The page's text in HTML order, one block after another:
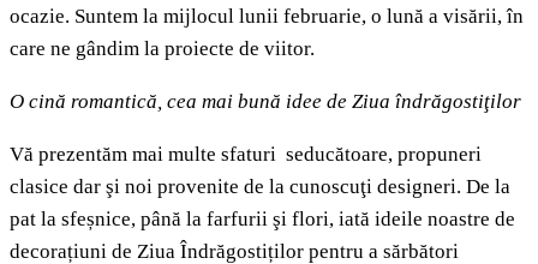
ocazie. Suntem la mijlocul lunii februarie, o lună a visării, în
care ne gândim la proiecte de viitor.
O cină romantică, cea mai bună idee de Ziua îndrăgostiţilor
Vă prezentăm mai multe sfaturi seducătoare, propuneri
clasice dar şi noi provenite de la cunoscuţi designeri. De la
pat la sfeșnice, până la farfurii şi flori, iată ideile noastre de
decorațiuni de Ziua Îndrăgostiților pentru a sărbători